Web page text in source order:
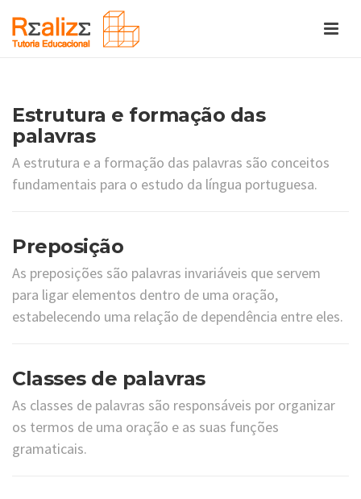
Estrutura e formação das
palavras
A estrutura e a formação das palavras são conceitos
fundamentais para o estudo da língua portuguesa.
Preposição
As preposições são palavras invariáveis que servem
para ligar elementos dentro de uma oração,
estabelecendo uma relação de dependência entre eles.
Classes de palavras
As classes de palavras são responsáveis por organizar
os termos de uma oração e as suas funções
gramaticais.